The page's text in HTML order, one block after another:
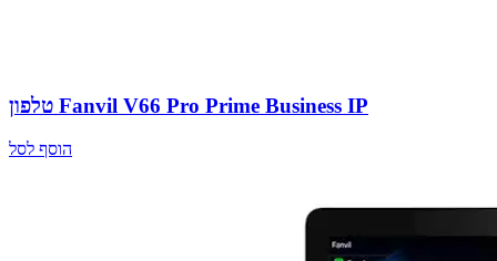
טלפון Fanvil V66 Pro Prime Business IP
הוסף לסל